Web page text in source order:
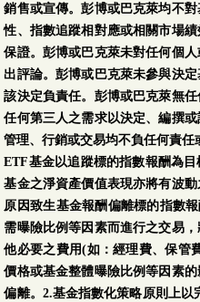
銷售或宣傳。彭博或巴克萊均不
性、指數追蹤相對應或相關市場
保證。彭博或巴克萊未對任何個
出評論。彭博或巴克萊未參與決
該決定負責任。彭博或巴克萊無
任何第三人之需求以決定、編撰
管理、行銷或交易均不負任何責任
ETF基金以追蹤標的指數報酬為
基金之淨資產價值表現亦將有波
原因致生基金報酬偏離標的指數
需曝險比例等因素而進行之交易
他必要之費用(如：經理費、保管
價格或基金整體曝險比例等因素
偏離。2.基金指數化策略原則上